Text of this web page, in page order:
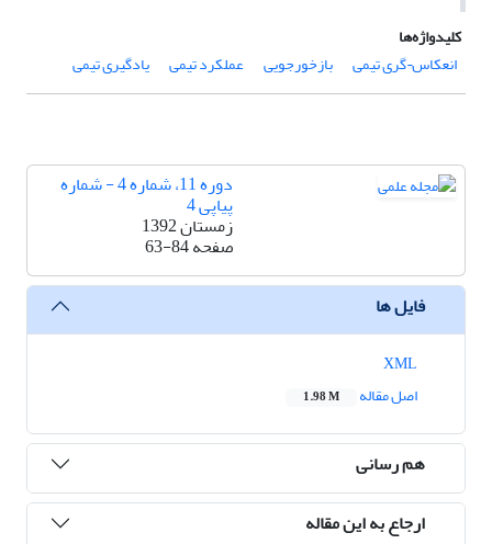
کلیدواژه‌ها
انعکاس¬گری تیمی
بازخورجویی عملکرد تیمی یادگیری تیمی
دوره 11، شماره 4 - شماره
پیاپی 4
زمستان 1392
صفحه63-84
فایل ها
اصل مقاله
1.98 M
هم رسانی
ارجاع به این مقاله